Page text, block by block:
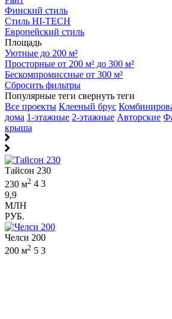
Финский стиль
Стиль HI-TECH
Европейский стиль
Площадь
Уютные до 200 м²
Просторные от 200 м² до 300 м²
Бескомпромиссные от 300 м²
Сбросить фильтры
Популярные теги свернуть теги
Все проекты Клееный брус
дома 1-этажные 2-этажные Авторские
крыша
Тайсон 230
230 м2 4 3
9,9
МЛН
РУБ.
Челси 200
200 м2 5 3